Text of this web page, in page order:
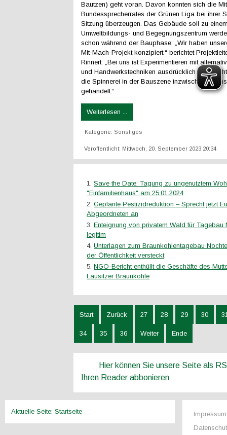
Bautzen) geht voran. Davon konnten sich die
Bundessprecherrates der Grünen Liga bei ihrer
Sitzung überzeugen. Das Gebäude soll zu
Umweltbildungs- und Begegnungszentrum
schon während der Bauphase: „Wir haben
Mit-Mach-Projekt konzipiert.“ berichtet
Rinnert. „Bei uns ist Experimentieren mit
und Handwerkstechniken ausdrücklich
die Spinnerei in der Bauszene inzwischen als
gehandelt.“
Weiterlesen ...
Kategorie: Sonstiges
Veröffentlicht: Mittwoch, 20. September 2023 20:34
Save the Date: Tagung zu ungenutztem
"Einfamilienhaus" am 25.01.2024
Geplante Pestizidreduktion – Sprecht jetzt
Abgeordneten an
Enteignung von privatem Wald für Tagebau
legitim
Unterlagen zum Braunkohlentagebau
der Öffentlichkeit versteckt
NGO-Bericht enthüllt die Geschäfte des
Lausitzer Braunkohle
Start Zurück 27 28 29 30
34 35 36 Weiter Ende
Hier können Sie unsere Seite als
Ihren Reader abbonieren
Aktuelle Seite: Startseite
Impressum